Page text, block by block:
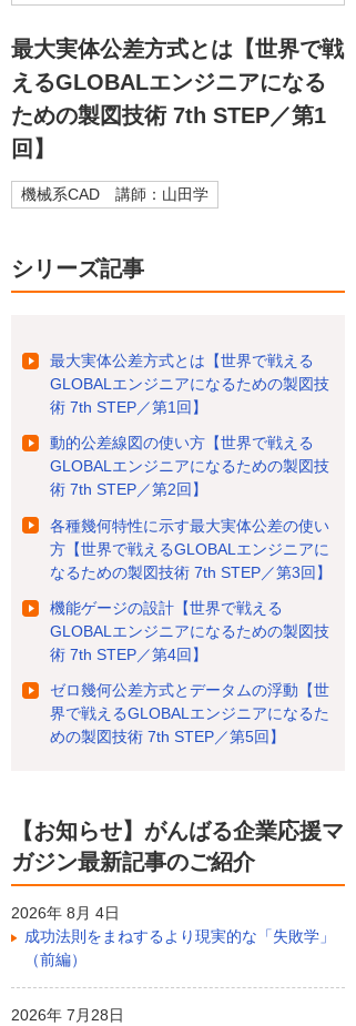
最大実体公差方式とは【世界で戦
えるGLOBALエンジニアになる
ための製図技術 7th STEP／第1
回】
機械系CAD 講師：山田学
シリーズ記事
最大実体公差方式とは【世界で戦える
GLOBALエンジニアになるための製図技
術 7th STEP／第1回】
動的公差線図の使い方【世界で戦える
GLOBALエンジニアになるための製図技
術 7th STEP／第2回】
各種幾何特性に示す最大実体公差の使い
方【世界で戦えるGLOBALエンジニアに
なるための製図技術 7th STEP／第3回】
機能ゲージの設計【世界で戦える
GLOBALエンジニアになるための製図技
術 7th STEP／第4回】
ゼロ幾何公差方式とデータムの浮動【世
界で戦えるGLOBALエンジニアになるた
めの製図技術 7th STEP／第5回】
【お知らせ】がんばる企業応援マ
ガジン最新記事のご紹介
2026年 8月 4日
成功法則をまねするより現実的な「失敗学」
（前編）
2026年 7月28日